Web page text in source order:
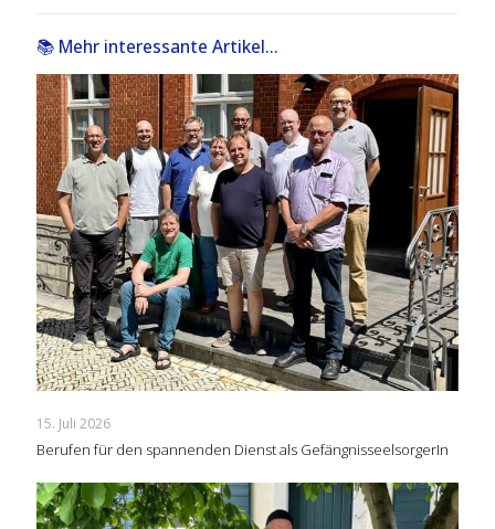
📚 Mehr interessante Artikel...
15. Juli 2026
Berufen für den spannenden Dienst als GefängnisseelsorgerIn